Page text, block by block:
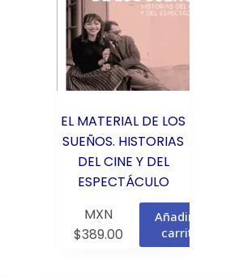
EL MATERIAL DE LOS
SUEÑOS. HISTORIAS
DEL CINE Y DEL
ESPECTÁCULO
MXN
$389.00
Añadir al
carrito